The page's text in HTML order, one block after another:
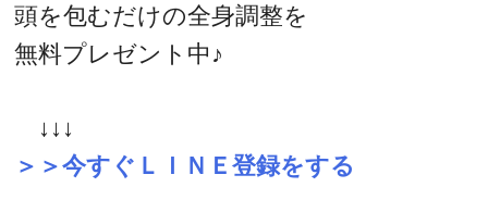
頭を包むだけの全身調整を
無料プレゼント中♪
↓↓↓
＞＞今すぐＬＩＮＥ登録をする